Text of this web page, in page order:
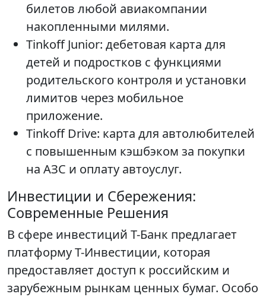
билетов любой авиакомпании
накопленными милями.
Tinkoff Junior: дебетовая карта для
детей и подростков с функциями
родительского контроля и установки
лимитов через мобильное
приложение.
Tinkoff Drive: карта для автолюбителей
с повышенным кэшбэком за покупки
на АЗС и оплату автоуслуг.
Инвестиции и Сбережения:
Современные Решения
В сфере инвестиций Т-Банк предлагает
платформу Т-Инвестиции, которая
предоставляет доступ к российским и
зарубежным рынкам ценных бумаг. Особо